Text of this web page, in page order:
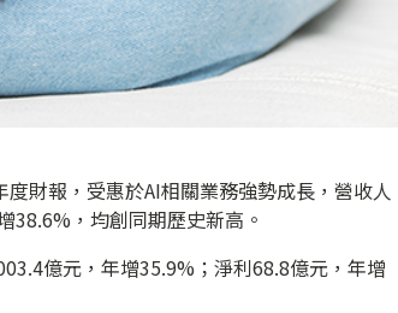
財報，受惠於AI相關業務強勢成長，營收人
38.6%，均創同期歷史新高。
億元，年增35.9%；淨利68.8億元，年增